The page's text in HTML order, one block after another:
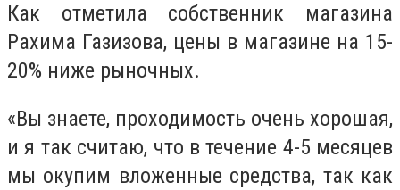
Как отметила собственник магазина
Рахима Газизова, цены в магазине на 15-
20% ниже рыночных.
«Вы знаете, проходимость очень хорошая,
и я так считаю, что в течение 4-5 месяцев
мы окупим вложенные средства, так как